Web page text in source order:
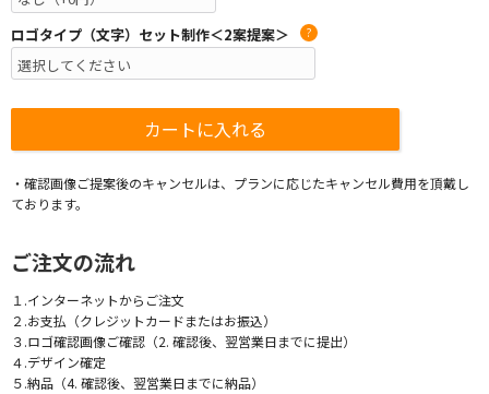
ロゴタイプ（文字）セット制作＜2案提案＞ ?
・確認画像ご提案後のキャンセルは、プランに応じたキャンセル費用を頂戴し
ております。
ご注文の流れ
１.インターネットからご注文
２.お支払（クレジットカードまたはお振込）
３.ロゴ確認画像ご確認（2. 確認後、翌営業日までに提出）
４.デザイン確定
５.納品（4. 確認後、翌営業日までに納品）